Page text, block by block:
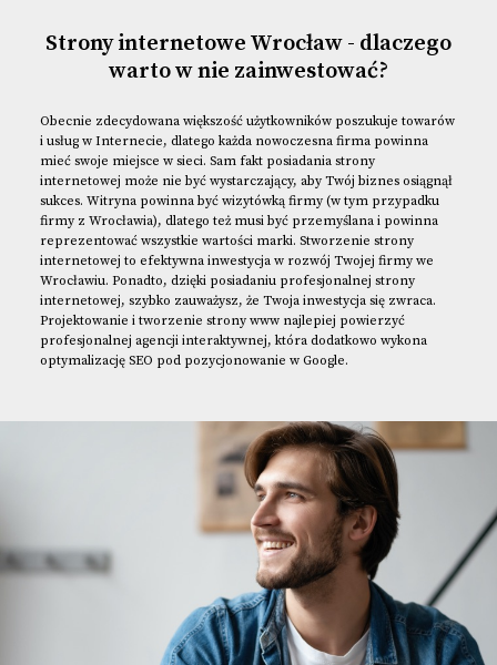
Strony internetowe Wrocław - dlaczego
warto w nie zainwestować?
Obecnie zdecydowana większość użytkowników poszukuje towarów
i usług w Internecie, dlatego każda nowoczesna firma powinna
mieć swoje miejsce w sieci. Sam fakt posiadania strony
internetowej może nie być wystarczający, aby Twój biznes osiągnął
sukces. Witryna powinna być wizytówką firmy (w tym przypadku
firmy z Wrocławia), dlatego też musi być przemyślana i powinna
reprezentować wszystkie wartości marki. Stworzenie strony
internetowej to efektywna inwestycja w rozwój Twojej firmy we
Wrocławiu. Ponadto, dzięki posiadaniu profesjonalnej strony
internetowej, szybko zauważysz, że Twoja inwestycja się zwraca.
Projektowanie i tworzenie strony www najlepiej powierzyć
profesjonalnej agencji interaktywnej, która dodatkowo wykona
optymalizację SEO pod pozycjonowanie w Google.